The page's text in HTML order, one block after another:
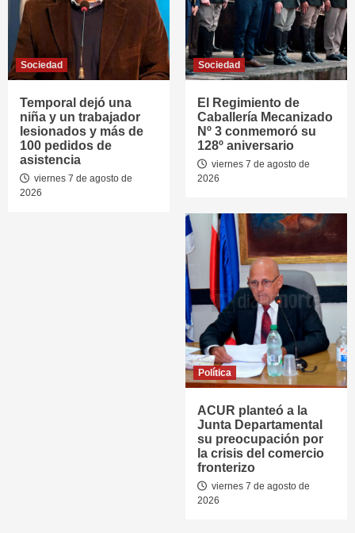
Sociedad
Temporal dejó una
niña y un trabajador
lesionados y más de
100 pedidos de
asistencia
viernes 7 de agosto de
2026
Sociedad
El Regimiento de
Caballería Mecanizado
Nº 3 conmemoró su
128º aniversario
viernes 7 de agosto de
2026
Política
ACUR planteó a la
Junta Departamental
su preocupación por
la crisis del comercio
fronterizo
viernes 7 de agosto de
2026